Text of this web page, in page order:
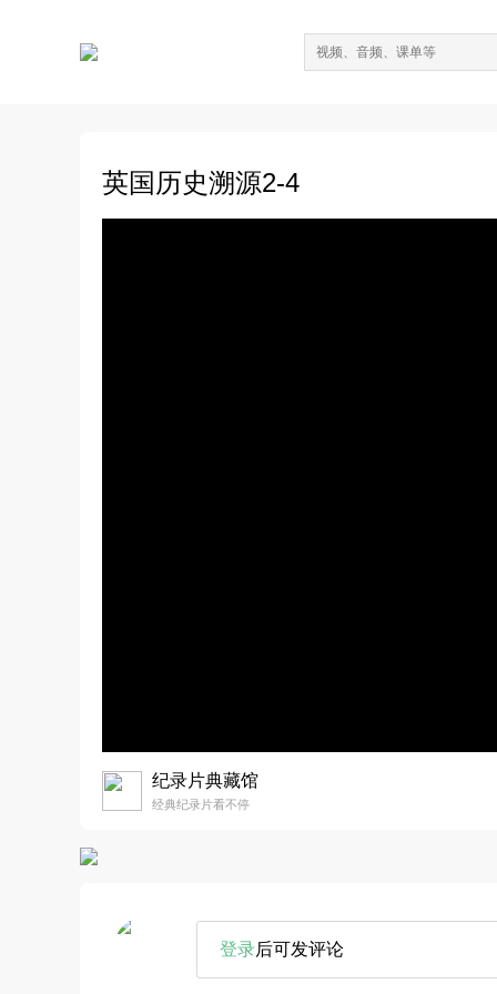
英国历史溯源2-4
纪录片典藏馆
经典纪录片看不停
登录后可发评论